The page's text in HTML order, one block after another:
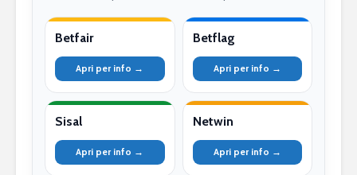
Betfair
Apri per info →
Betflag
Apri per info →
Sisal
Apri per info →
Netwin
Apri per info →